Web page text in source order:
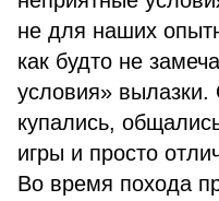
не для наших
как будто не
условия» вылазки.
купались,
игры и просто
Во время похода